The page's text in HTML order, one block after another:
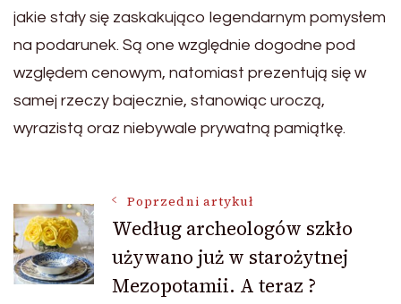
jakie stały się zaskakująco legendarnym pomysłem
na podarunek. Są one względnie dogodne pod
względem cenowym, natomiast prezentują się w
samej rzeczy bajecznie, stanowiąc uroczą,
wyrazistą oraz niebywale prywatną pamiątkę.
Nawigacja
wpisu
Poprzedni artykuł
Według archeologów szkło
używano już w starożytnej
Mezopotamii. A teraz ?